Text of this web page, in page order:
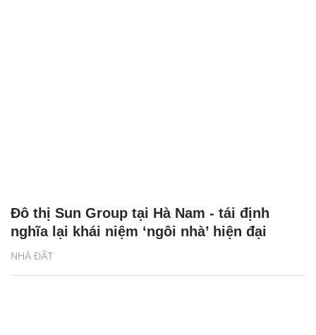
NHÀ ĐẤT
Đô thị Sun Group tại Hà Nam - tái định
nghĩa lại khái niệm ‘ngôi nhà’ hiện đại